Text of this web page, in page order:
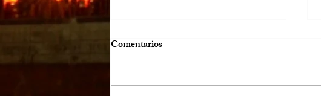
Comentarios